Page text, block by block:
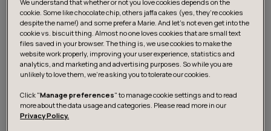
Nordics-markkinalla. Hän mainitsee uusiutuvan energian
hybridipuistojen kehittämisen tulevaisuuden suuntana,
jossa yhdessä puistossa tuotetaan puhdasta,
uusiutuvaa energiaa tuuli- ja aurinkovoimaloilla ja jossa
energiaa voidaan varastoida akkuratkaisuilla. Lepola
korostaa myös joustavuuden ja keskittymisen tärkeyttä
liiketoiminnassa sekä rohkeutta kokeilla uusia asioita ja
oppia epäonnistumisista.
We understand that whether or not you love cookies depends on the
cookie. Some like chocolate chip, others jaffa cakes (yes, they’re cookies
despite the name!) and some prefer a Marie. And let's not even get into the
cookie vs. biscuit thing. Almost no one loves cookies that are small text
files saved in your browser. The thing is, we use cookies to make the
website work properly, improving your user experience, statistics and
analytics, and marketing and advertising purposes. So while you are
unlikely to love them, we’re asking you to tolerate our cookies.
Click "Manage preferences" to manage cookie settings and to read
more about the data usage and categories. Please read more in our
Privacy Policy.